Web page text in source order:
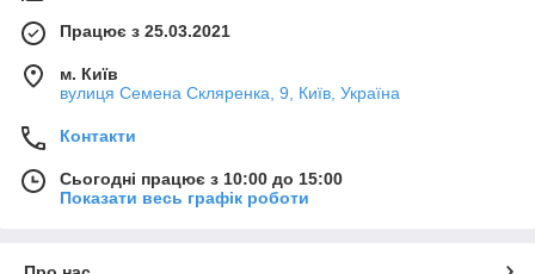
Працює з 25.03.2021
м. Київ
вулиця Семена Скляренка, 9, Київ, Україна
Контакти
Сьогодні працює з 10:00 до 15:00
Показати весь графік роботи